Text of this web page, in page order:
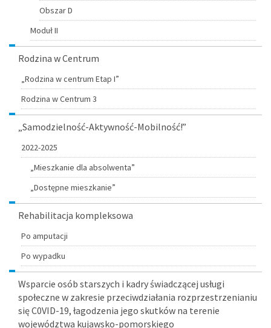
Obszar D
Moduł II
Rodzina w Centrum
„Rodzina w centrum Etap I”
Rodzina w Centrum 3
„Samodzielność-Aktywność-Mobilność!”
2022-2025
„Mieszkanie dla absolwenta”
„Dostępne mieszkanie”
Rehabilitacja kompleksowa
Po amputacji
Po wypadku
Wsparcie osób starszych i kadry świadczącej usługi
społeczne w zakresie przeciwdziałania rozprzestrzenianiu
się C0VID-19, łagodzenia jego skutków na terenie
województwa kujawsko-pomorskiego